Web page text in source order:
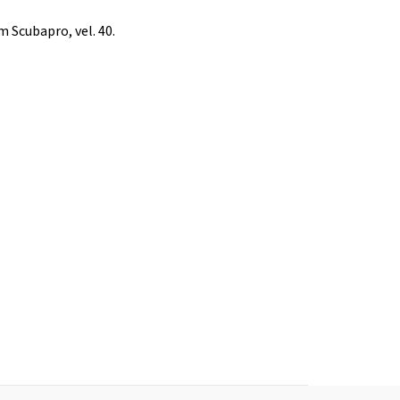
Scubapro, vel. 40.